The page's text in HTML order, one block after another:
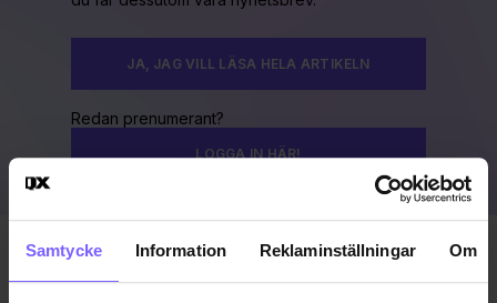
Samtycke Information Reklaminställningar Om
JA, JAG VILL LÄSA HELA ARTIKELN
Redan prenumerant?
LOGGA IN HÄR!
Uppdaterad 2024-03-15